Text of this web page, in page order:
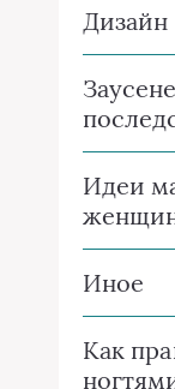
Дизайн
Идеи
Иное
Как